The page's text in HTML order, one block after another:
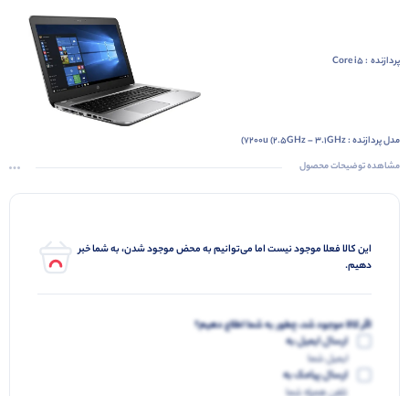
پردازنده : Core i5
مدل پردازنده : 7200u (2.5GHz – 3.1GHz)
حافظه رم : 16GB DDR4
مشاهده توضیحات محصول
این کالا فعلا موجود نیست اما می‌توانیم به محض موجود شدن، به شما خبر
دهیم.
اگر کالا موجود شد، چطور به شما اطلاع دهیم؟
ارسال ایمیل به
ایمیل شما
ارسال پیامک به